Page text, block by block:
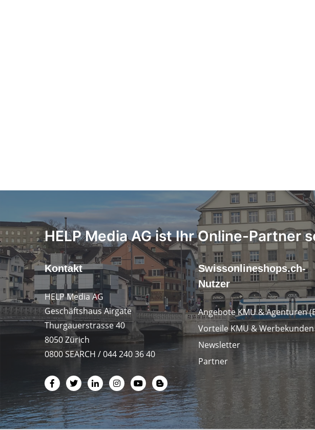
HELP Media AG ist Ihr Online-Partner
Kontakt
HELP Media AG
Geschäftshaus Airgate
Thurgauerstrasse 40
8050 Zürich
0800 SEARCH / 044 240 36 40
Swissonlineshops.ch-
Nutzer
Angebote KMU & Agenturen
Vorteile KMU & Werbekunden
Newsletter
Partner